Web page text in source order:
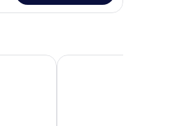
Main Street Station